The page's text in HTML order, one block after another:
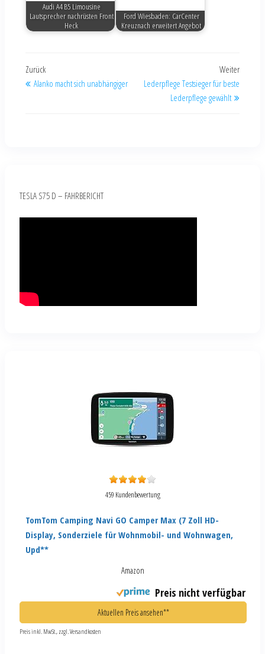
Audi A4 B5 Limousine
Lautsprecher nachrüsten Front
Heck
Ford Wiesbaden: CarCenter
Kreuznach erweitert Angebot
Zurück
Alanko macht sich unabhängiger
Weiter
Lederpflege Testsieger für beste
Lederpflege gewählt
TESLA S75 D – FAHRBERICHT
459 Kundenbewertung
TomTom Camping Navi GO Camper Max (7 Zoll HD-
Display, Sonderziele für Wohnmobil- und Wohnwagen,
Upd**
Amazon
Preis nicht verfügbar
Aktuellen Preis ansehen**
Preis inkl. MwSt., zzgl. Versandkosten